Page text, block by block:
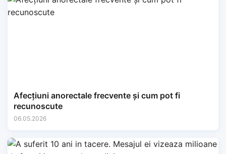
Afecțiuni anorectale frecvente și cum pot fi
recunoscute
06.05.2026